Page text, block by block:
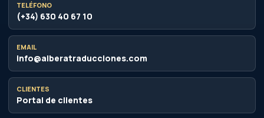
TELÉFONO
(+34) 630 40 67 10
EMAIL
info@alberatraducciones.com
CLIENTES
Portal de clientes